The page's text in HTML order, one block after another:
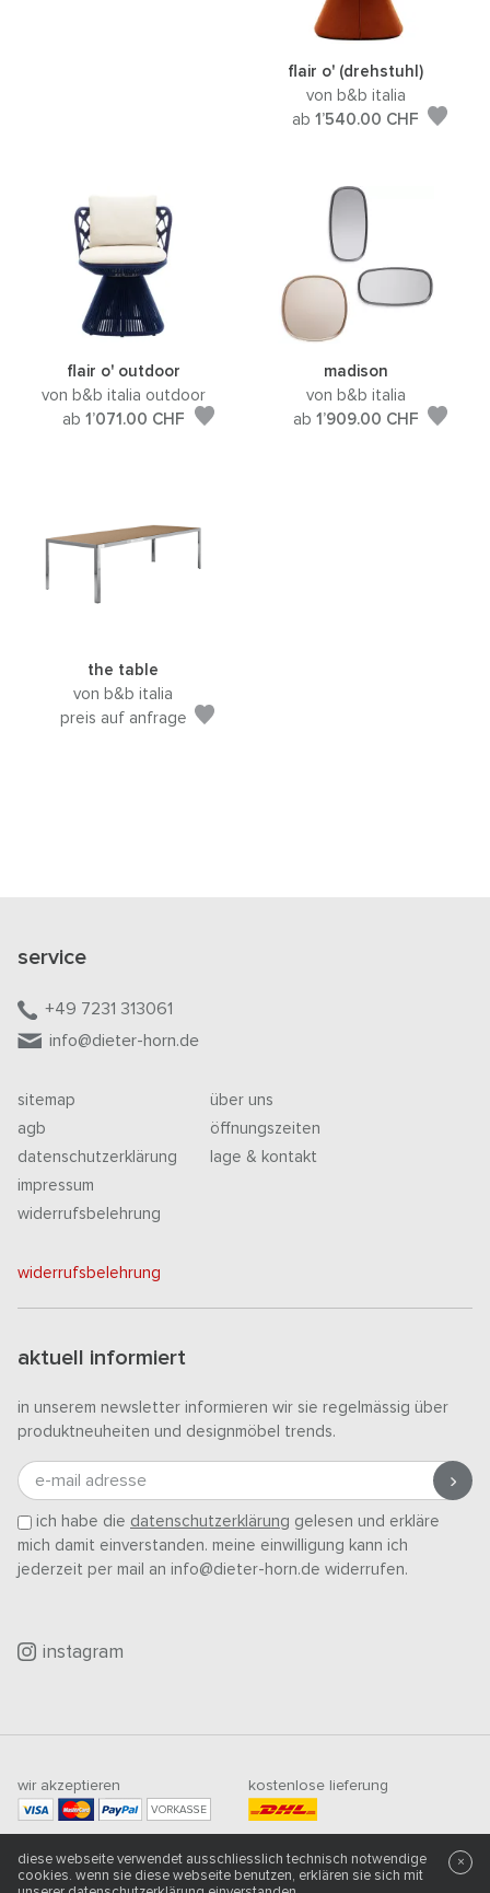
flair o' (drehstuhl)
von b&b italia
ab1’540.00 CHF
flair o' outdoor
von b&b italia outdoor
ab 1’071.00 CHF
madison
von b&b italia
ab 1’909.00 CHF
the table
von b&b italia
preis auf anfrage
service
+49 7231 313061
info@dieter-horn.de
sitemap
agb
datenschutzerklärung
impressum
widerrufsbelehrung
über uns
öffnungszeiten
lage & kontakt
widerrufsbelehrung
aktuell informiert
in unserem newsletter informieren wir sie regelmässig über
produktneuheiten und designmöbel trends.
e-mail adresse
ich habe die datenschutzerklärung gelesen und erkläre
mich damit einverstanden. meine einwilligung kann ich
jederzeit per mail an info@dieter-horn.de widerrufen.
instagram
wir akzeptieren
VORKASSE
kostenlose lieferung
mindestbestellwert
500CHF
diese webseite verwendet ausschliesslich technisch notwendige
cookies. wenn sie diese webseite benutzen, erklären sie sich mit
×